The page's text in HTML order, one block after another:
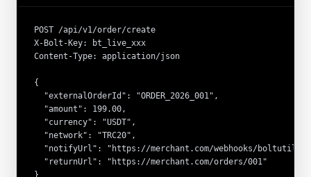
POST /api/v1/order/create
X-Bolt-Key: bt_live_xxx
Content-Type: application/json
{
  "externalOrderId": "ORDER_2026_001",
  "amount": 199.00,
  "currency": "USDT",
  "network": "TRC20",
  "notifyUrl": "https://merchant.com/webhooks/boltutil",
  "returnUrl": "https://merchant.com/orders/001"
}